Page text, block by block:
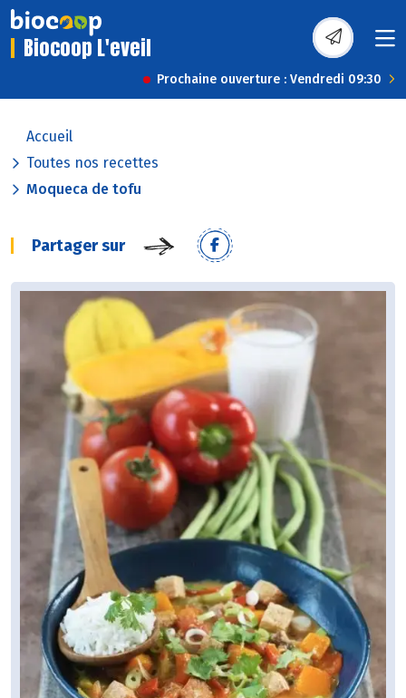
Biocoop L'eveil
Prochaine ouverture : Vendredi 09:30
Accueil
Toutes nos recettes
Moqueca de tofu
Partager sur